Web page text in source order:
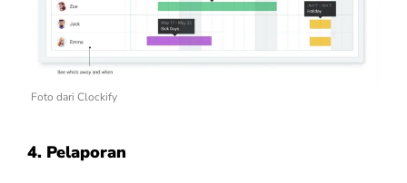
Foto dari Clockify
4. Pelaporan